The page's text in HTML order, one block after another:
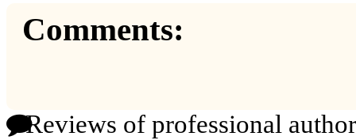
Comments:
Reviews of professional